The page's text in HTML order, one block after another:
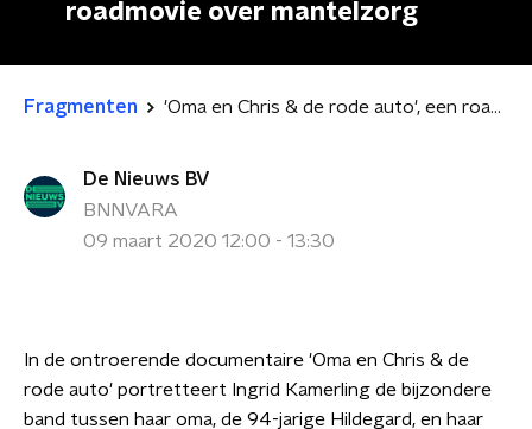
roadmovie over mantelzorg
Fragmenten 'Oma en Chris & de rode auto', een roadmovie over mantelzorg
De Nieuws BV
BNNVARA
09 maart 2020 12:00 - 13:30
In de ontroerende documentaire 'Oma en Chris & de
rode auto' portretteert Ingrid Kamerling de bijzondere
band tussen haar oma, de 94-jarige Hildegard, en haar